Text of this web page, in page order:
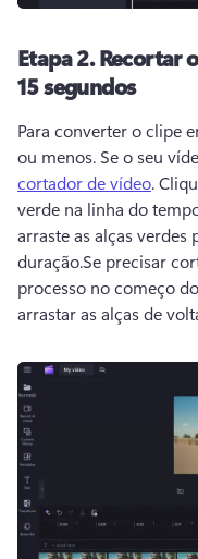
Etapa 2.Recortar
15 segundos
Para converter o clipe
ou menos. Se o seu
cortador de vídeo.
verde na linha do
arraste as alças verdes
duração.Se precisar
processo no começo
arrastar as alças de